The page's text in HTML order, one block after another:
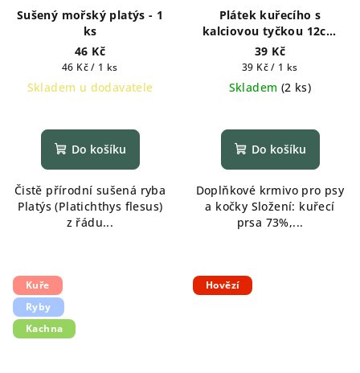
Sušený mořský platýs - 1
ks
46 Kč
Měrná
cena:
46 Kč / 1 ks
Skladem u dodavatele
hodnocení
produktu
z
5
hvězdiček.
Do košíku
Čistě přírodní sušená ryba
Platýs (Platichthys flesus)
z řádu...
Plátek kuřecího s
kalciovou tyčkou 12cm
1ks
39 Kč
Měrná
cena:
39 Kč / 1 ks
Skladem (2 ks)
Do košíku
Doplňkové krmivo pro psy
a kočky Složení: kuřecí
prsa 73%,...
Kuře
Ryby
Kachna
Hovězí